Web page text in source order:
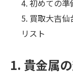
初めての準
買取大吉
リスト
1. 貴金属